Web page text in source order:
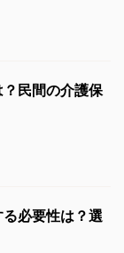
民間の介護保
必要性は？選